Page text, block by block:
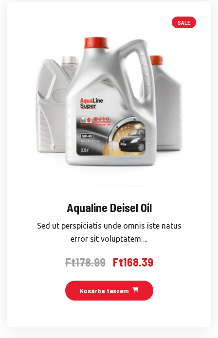
SALE
Aqualine Deisel Oil
Sed ut perspiciatis unde omnis iste natus
error sit voluptatem ...
Ft178.99
Original
was:
Ft178.99.
Ft168.39Current
is:
Kosárba teszem